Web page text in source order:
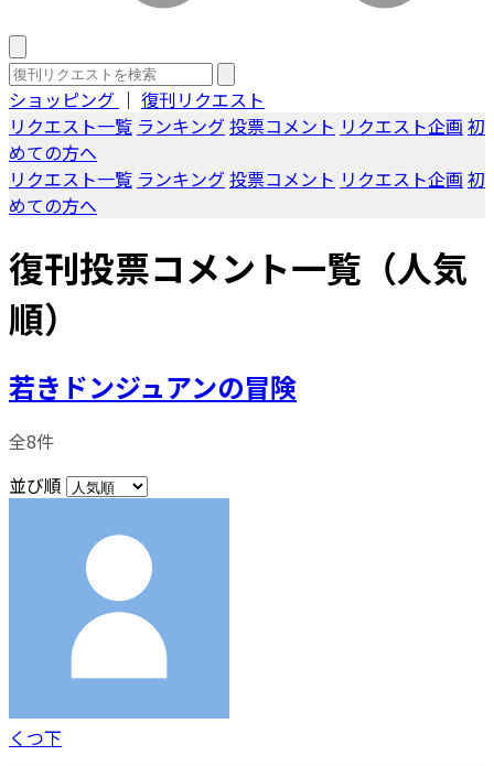
ショッピング ｜ 復刊リクエスト
リクエスト一覧 ランキング投票コメント リクエスト企画 初
めての方へ
リクエスト一覧 ランキング投票コメント リクエスト企画 初
めての方へ
復刊投票コメント一覧（人気
順）
若きドンジュアンの冒険
全8件
並び順
くつ下